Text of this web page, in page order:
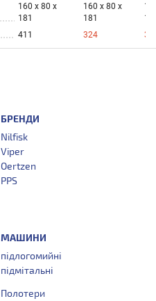
160 x 80 x
181
160 x 80 x
181
411 324
БРЕНДИ
Nilfisk
Viper
Oertzen
PPS
МАШИНИ
підлогомийні
підмітальні
Полотери